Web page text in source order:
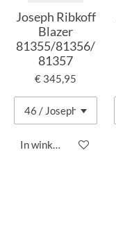
Joseph Ribkoff
Blazer
81355/81356/
81357
€ 345,95
In winkelwagen